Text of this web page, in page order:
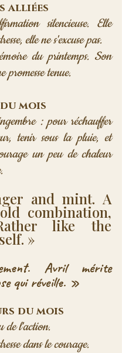
alliées
silencieuse. Elle
elle ne s'excuse pas.
du printemps. Son
promesse tenue.
mois
: pour réchauffer
tenir sous la pluie, et
un peu de chaleur
and mint. A
combination,
like the
»
Avril mérite
qui réveille. »
du mois
de l'action.
dans le courage.